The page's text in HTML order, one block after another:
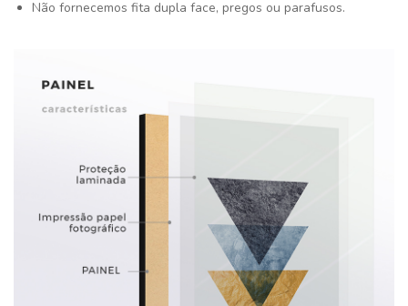
Não fornecemos fita dupla face, pregos ou parafusos.